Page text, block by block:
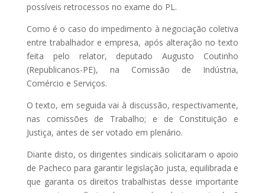
possíveis retrocessos no exame do PL.
Como é o caso do impedimento à negociação coletiva
entre trabalhador e empresa, após alteração no texto
feita pelo relator, deputado Augusto Coutinho
(Republicanos-PE), na Comissão de Indústria,
Comércio e Serviços.
O texto, em seguida vai à discussão, respectivamente,
nas comissões de Trabalho; e de Constituição e
Justiça, antes de ser votado em plenário.
Diante disto, os dirigentes sindicais solicitaram o apoio
de Pacheco para garantir legislação justa, equilibrada e
que garanta os direitos trabalhistas desse importante